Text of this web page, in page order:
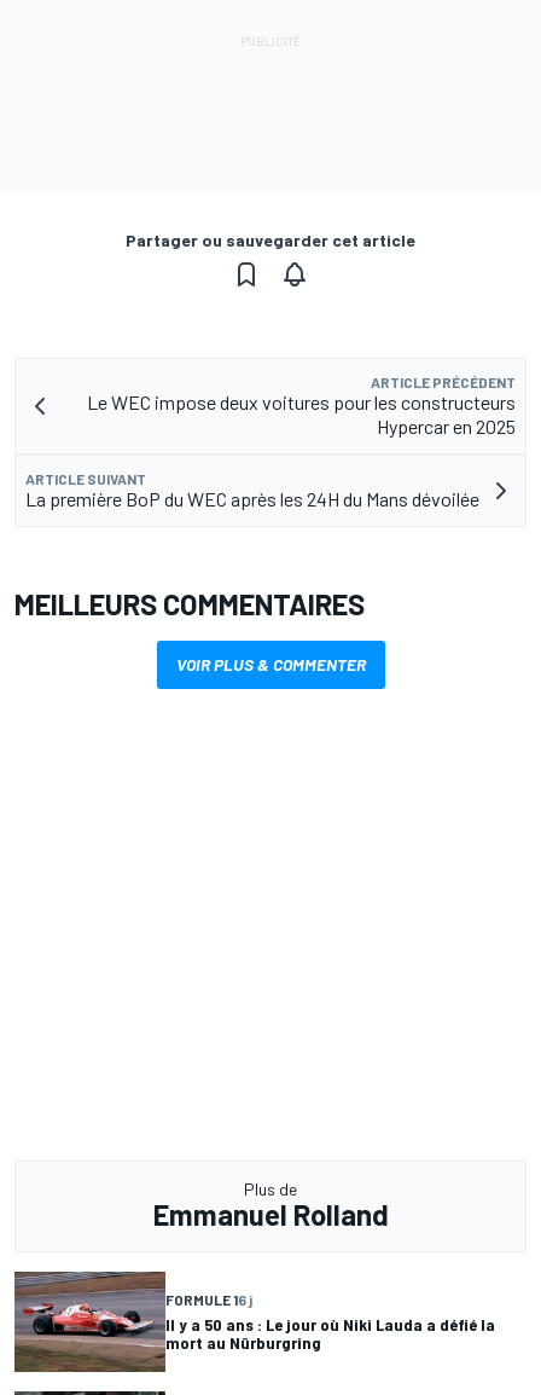
Partager ou sauvegarder cet article
ARTICLE PRÉCÉDENT
Le WEC impose deux voitures pour les constructeurs
Hypercar en 2025
ARTICLE SUIVANT
La première BoP du WEC après les 24H du Mans dévoilée
MEILLEURS COMMENTAIRES
VOIR PLUS & COMMENTER
Plus de
Emmanuel Rolland
FORMULE 16 j
Il y a 50 ans : Le jour où Niki Lauda a défié la
mort au Nürburgring